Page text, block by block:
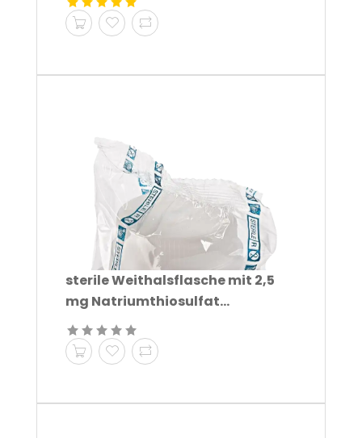
sterile Weithalsflasche mit 2,5
mg Natriumthiosulfat...